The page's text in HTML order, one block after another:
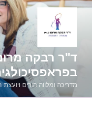
דילוג
מדריכה ומלווה הורים ויועצת